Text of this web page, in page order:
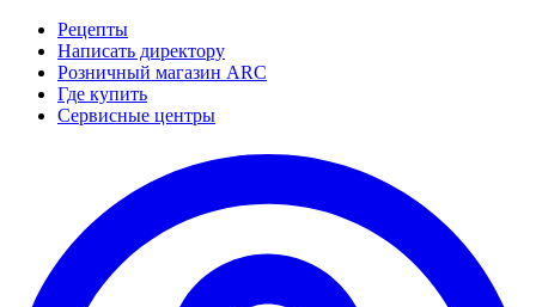
Рецепты
Написать директору
Розничный магазин ARC
Где купить
Сервисные центры